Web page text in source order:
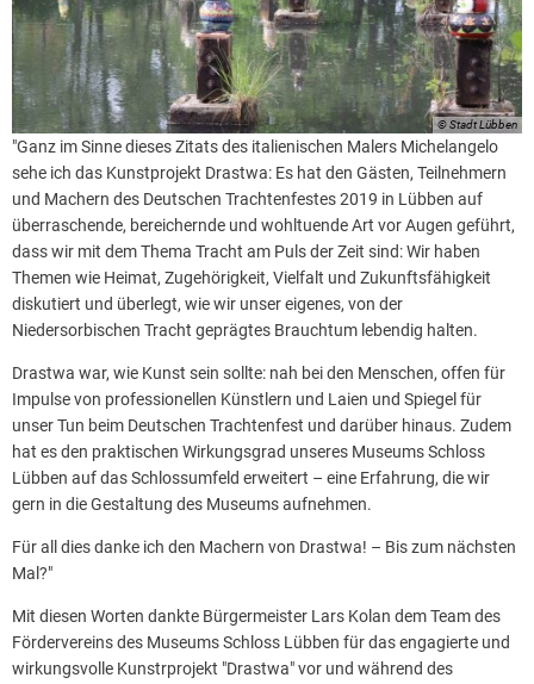
© Stadt Lübben
"Ganz im Sinne dieses Zitats des italienischen Malers Michelangelo
sehe ich das Kunstprojekt Drastwa: Es hat den Gästen, Teilnehmern
und Machern des Deutschen Trachtenfestes 2019 in Lübben auf
überraschende, bereichernde und wohltuende Art vor Augen geführt,
dass wir mit dem Thema Tracht am Puls der Zeit sind: Wir haben
Themen wie Heimat, Zugehörigkeit, Vielfalt und Zukunftsfähigkeit
diskutiert und überlegt, wie wir unser eigenes, von der
Niedersorbischen Tracht geprägtes Brauchtum lebendig halten.
Drastwa war, wie Kunst sein sollte: nah bei den Menschen, offen für
Impulse von professionellen Künstlern und Laien und Spiegel für
unser Tun beim Deutschen Trachtenfest und darüber hinaus. Zudem
hat es den praktischen Wirkungsgrad unseres Museums Schloss
Lübben auf das Schlossumfeld erweitert – eine Erfahrung, die wir
gern in die Gestaltung des Museums aufnehmen.
Für all dies danke ich den Machern von Drastwa! – Bis zum nächsten
Mal?"
Mit diesen Worten dankte Bürgermeister Lars Kolan dem Team des
Fördervereins des Museums Schloss Lübben für das engagierte und
wirkungsvolle Kunstrprojekt "Drastwa" vor und während des